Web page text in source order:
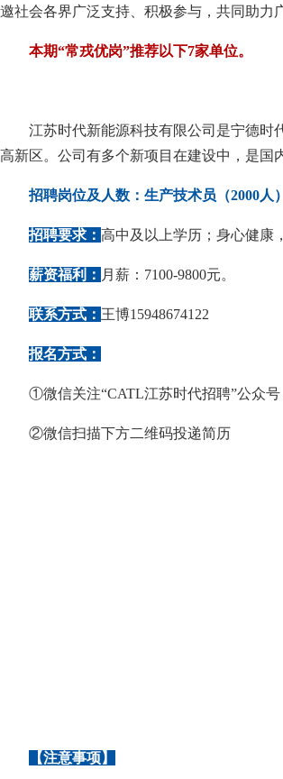
邀社会各界广泛支持、积极参与，共同助力
本期“常戎优岗”推荐以下7家单位。
江苏时代新能源科技有限公司是宁德时
高新区。公司有多个新项目在建设中，是国
招聘岗位及人数：生产技术员（2000人）
招聘要求： 高中及以上学历；身心健康
薪资福利： 月薪：7100-9800元。
联系方式： 王博15948674122
报名方式：
①微信关注“CATL江苏时代招聘”公众
②微信扫描下方二维码投递简历
【注意事项】